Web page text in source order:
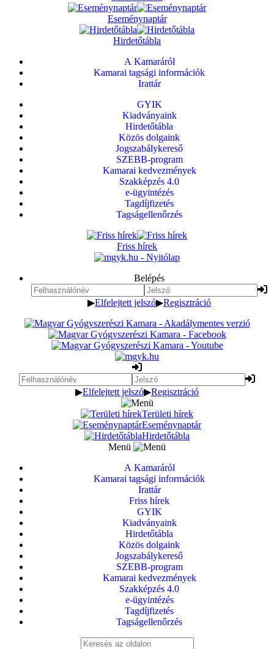
Eseménynaptár
Hirdetőtábla
A Kamaráról
Kamarai tagsági információk
Irattár
GYIK
Kiadványaink
Hirdetőtábla
Közös dolgaink
Jogszabálykereső
SZEBB-program
Kamarai kedvezmények
Szakképzés 4.0
e-ügyintézés
Tagdíjfizetés
Tagságellenőrzés
Friss hírek
Belépés
▶Elfelejtett jelszó▶Regisztráció
▶Elfelejtett jelszó▶Regisztráció
Területi hírek
Eseménynaptár
Hirdetőtábla
Menü
A Kamaráról
Kamarai tagsági információk
Irattár
Friss hírek
GYIK
Kiadványaink
Hirdetőtábla
Közös dolgaink
Jogszabálykereső
SZEBB-program
Kamarai kedvezmények
Szakképzés 4.0
e-ügyintézés
Tagdíjfizetés
Tagságellenőrzés